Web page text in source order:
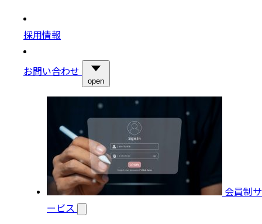
採用情報
お問い合わせ
open
会員制サ
ービス